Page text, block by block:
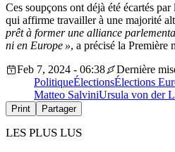
Ces soupçons ont déjà été écartés
qui affirme travailler à une majorité
prêt à former une alliance
ni en Europe », a précisé la Première
Feb 7, 2024 - 06:38
Dernière
PolitiqueÉlectionsÉlections
Matteo SalviniUrsula von der
Print Partager
LES PLUS LUS